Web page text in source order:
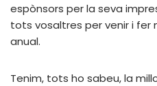
espònsors per la seva
tots vosaltres per venir i fer
anual.
Tenim, tots ho sabeu, la